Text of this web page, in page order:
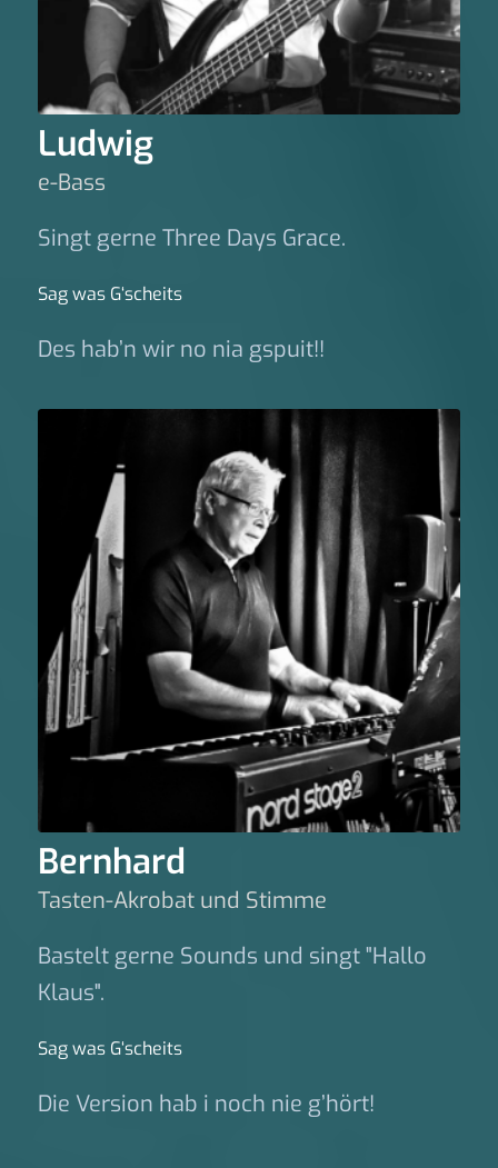
Ludwig
e-Bass
Singt gerne Three Days Grace.
Sag was G‘scheits
Des hab’n wir no nia gspuit!!
Bernhard
Tasten-Akrobat und Stimme
Bastelt gerne Sounds und singt "Hallo
Klaus".
Sag was G‘scheits
Die Version hab i noch nie g’hört!